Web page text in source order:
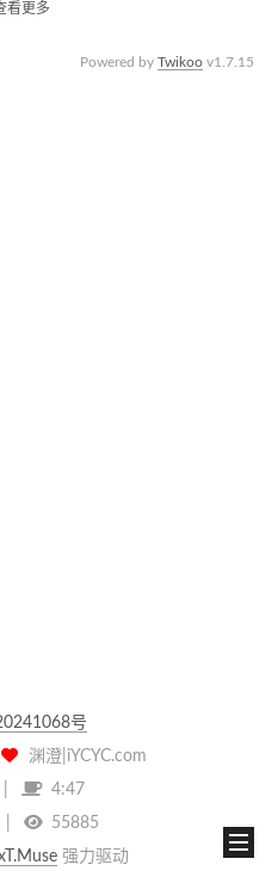
看更多
Powered by Twikoo v1.7.15
号
渊澄|iYCYC.com
4:47
55885
强力驱动